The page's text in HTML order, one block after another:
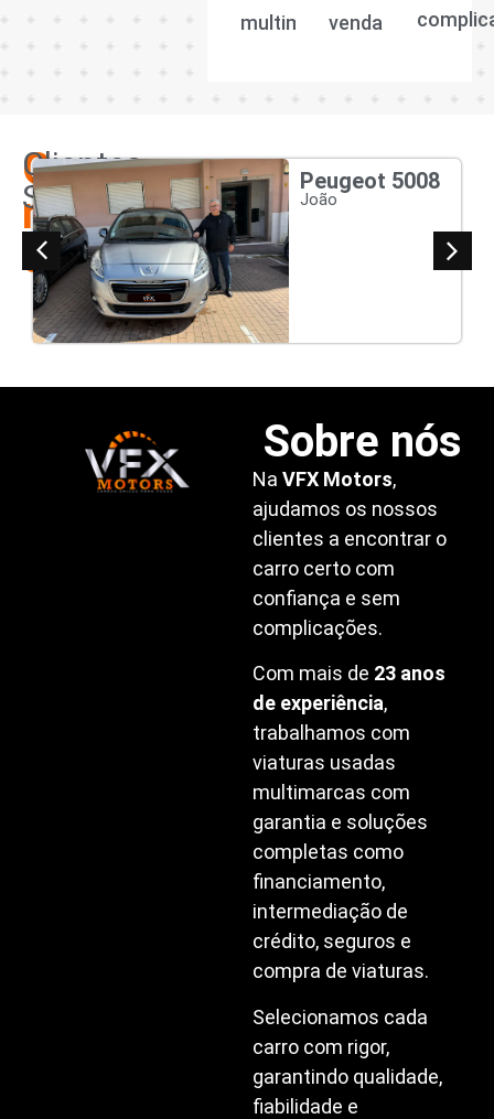
multimarcas.
venda.
Os
nossos
clientes
Clientes
Satisfeitos
Peugeot 5008
João
Sobre nós
NaVFX Motors,
ajudamos os nossos
clientes a encontrar o
carro certo com
confiança e sem
complicações.
Com mais de 23 anos
de experiência,
trabalhamos com
viaturas usadas
multimarcas com
garantia e soluções
completas como
financiamento,
intermediação de
crédito, seguros e
compra de viaturas.
Selecionamos cada
carro com rigor,
garantindo qualidade,
fiabilidade e